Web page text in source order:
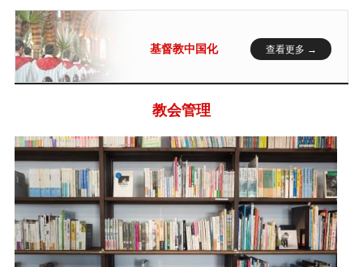
基督教中国化 查看更多 →
教会管理